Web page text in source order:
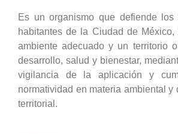
Es un organismo que defiende
habitantes de la Ciudad de
ambiente adecuado y un territorio
desarrollo, salud y bienestar,
vigilancia de la aplicación y
normatividad en materia ambiental y
territorial.